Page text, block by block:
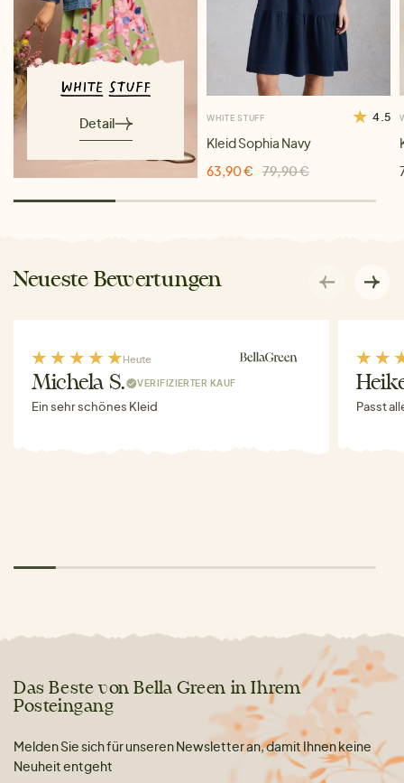
Detail WHITE STUFF 4.5
Kleid Sophia Navy
63,90 €
79,90 €
Neueste Bewertungen
Heute
Michela S. VERIFIZIERTER KAUF
Ein sehr schönes Kleid Passt
Das Beste von Bella Green in Ihrem
Posteingang
Melden Sie sich für unseren Newsletter an, damit Ihnen keine
Neuheit entgeht